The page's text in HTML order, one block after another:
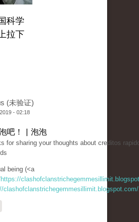
科学
拉下
(未验证)
- 02:18
吧！ | 泡泡
for sharing your thoughts about creditos
being (<a
https://